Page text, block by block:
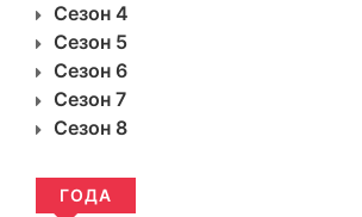
Сезон 4
Сезон 5
Сезон 6
Сезон 7
Сезон 8
ГОДА